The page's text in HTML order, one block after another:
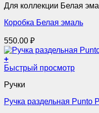
Для коллекции Белая
Коробка Белая эмаль
550.00 ₽
+
Этот
имеет
вариаций.
Быстрый просмотр
Ручки
Ручка раздельная Punto